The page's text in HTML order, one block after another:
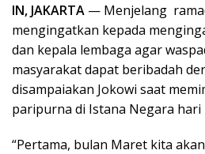
IN, JAKARTA — Menjelang
mengingatkan kepada
dan kepala lembaga agar
masyarakat dapat beribadah
disampaiakan Jokowi saat
paripurna di Istana Negara hari
“Pertama, bulan Maret kita